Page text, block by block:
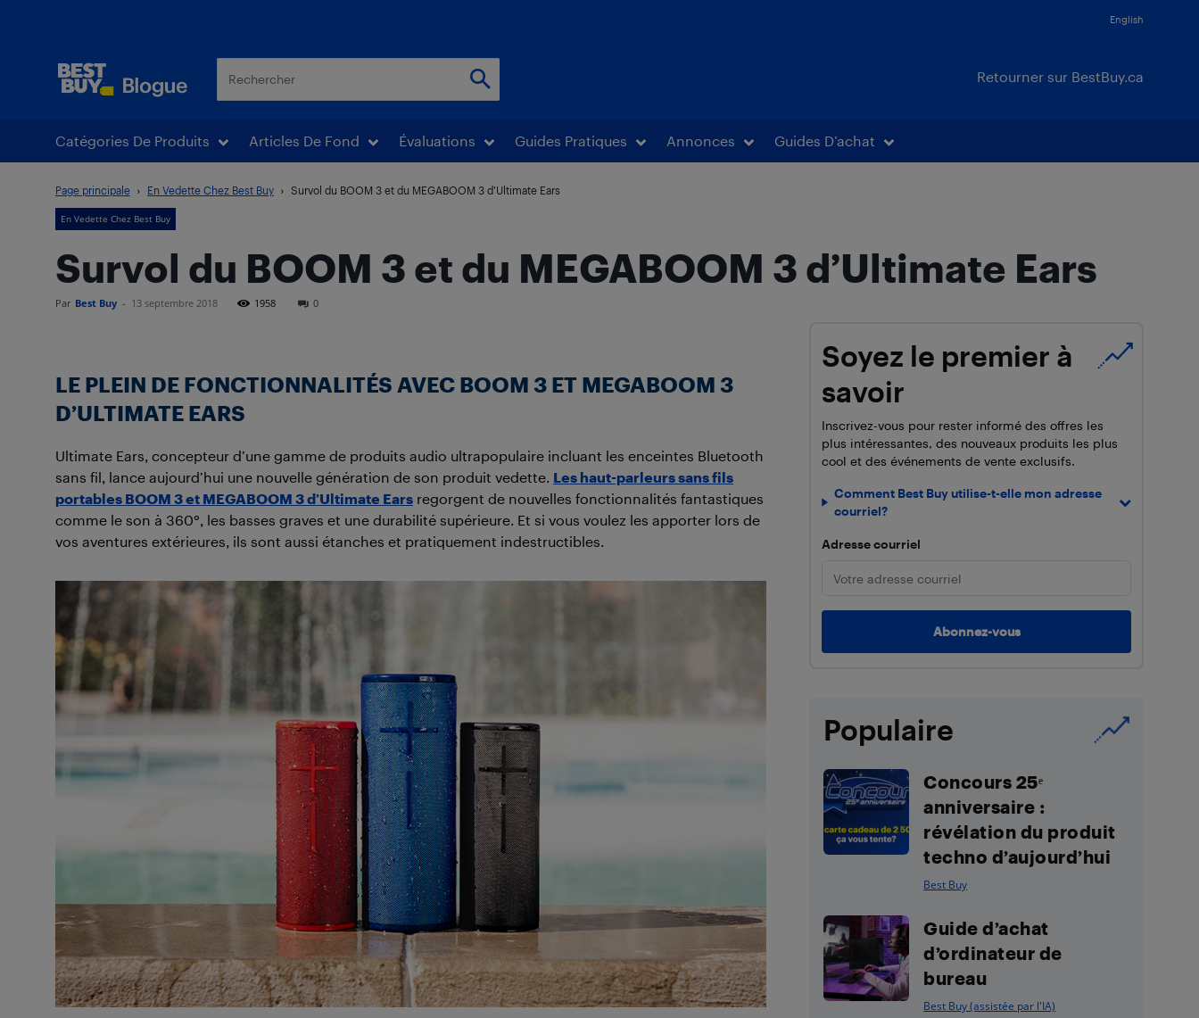
English
Retourner sur BestBuy.ca
Catégories De Produits Articles De Fond Évaluations Guides Pratiques Annonces Guides D’achat
Page principale En Vedette Chez Best Buy Survol du BOOM 3 et du MEGABOOM 3 d’Ultimate Ears
En Vedette Chez Best Buy
Survol du BOOM 3 et du MEGABOOM 3 d’Ultimate Ears
Par Best Buy - 13 septembre 2018 1958 0
LE PLEIN DE FONCTIONNALITÉS AVEC BOOM 3 ET MEGABOOM 3
D’ULTIMATE EARS
Ultimate Ears, concepteur d’une gamme de produits audio ultrapopulaire incluant les enceintes Bluetooth
sans fil, lance aujourd’hui une nouvelle génération de son produit vedette. Les haut-parleurs sans fils
portables BOOM 3 et MEGABOOM 3 d’Ultimate Ears regorgent de nouvelles fonctionnalités fantastiques
comme le son à 360°, les basses graves et une durabilité supérieure. Et si vous voulez les apporter lors de
vos aventures extérieures, ils sont aussi étanches et pratiquement indestructibles.
Soyez le premier à
savoir
Inscrivez-vous pour rester informé des offres les
plus intéressantes, des nouveaux produits les plus
cool et des événements de vente exclusifs.
Comment Best Buy utilise-t-elle mon adresse
courriel?
Adresse courriel
Populaire
Concours 25ᵉ
anniversaire :
révélation du produit
techno d’aujourd’hui
Best Buy
Guide d’achat
d’ordinateur de
bureau
Best Buy (assistée par l'IA)